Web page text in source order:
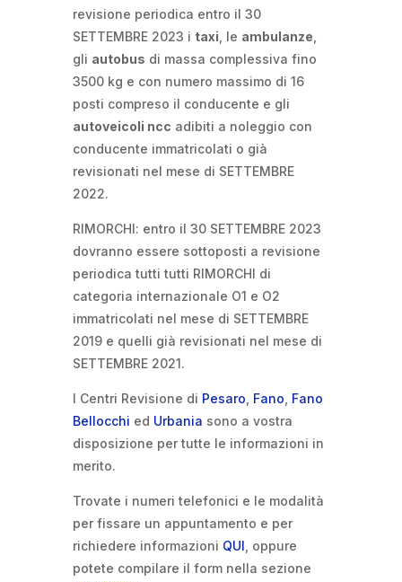
revisione periodica entro il 30
SETTEMBRE 2023 i taxi , le ambulanze
gli autobus di massa complessiva fino
3500 kg e con numero massimo di 16
posti compreso il conducente e gli
autoveicoli ncc adibiti a noleggio con
conducente immatricolati o già
revisionati nel mese di SETTEMBRE
2022.
RIMORCHI: entro il 30 SETTEMBRE 2023
dovranno essere sottoposti a revisione
periodica tutti tutti RIMORCHI di
categoria internazionale O1 e O2
immatricolati nel mese di SETTEMBRE
2019 e quelli già revisionati nel mese di
SETTEMBRE 2021.
I Centri Revisione di Pesaro Fano Fano
Bellocchi ed Urbania sono a vostra
disposizione per tutte le informazioni in
merito.
Trovate i numeri telefonici e le modalità
per fissare un appuntamento e per
richiedere informazioni QUI , oppure
potete compilare il form nella sezione